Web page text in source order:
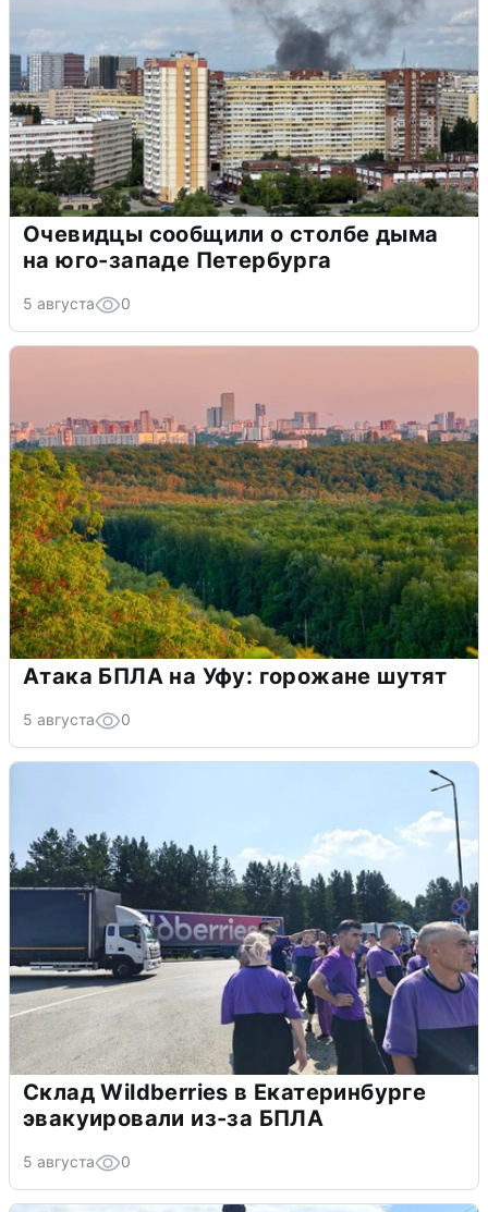
Очевидцы сообщили о столбе дыма
на юго-западе Петербурга
5 августа 0
Атака БПЛА на Уфу: горожане шутят
5 августа 0
Склад Wildberries в Екатеринбурге
эвакуировали из-за БПЛА
5 августа 0